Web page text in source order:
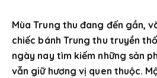
Mùa Trung thu đang đến gần,
chiếc bánh Trung thu truyền
ngày nay tìm kiếm những sản
vẫn giữ hương vị quen thuộc.